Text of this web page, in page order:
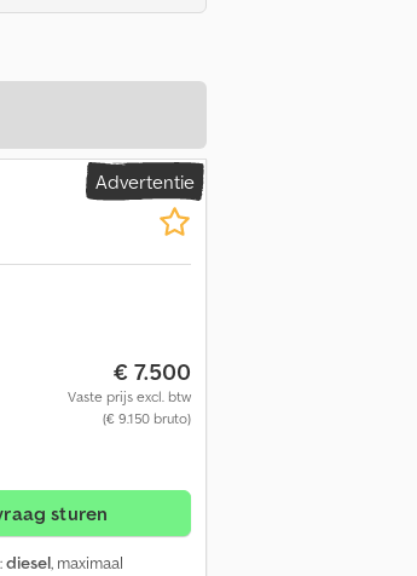
Advertentie
€ 7.500
Vaste prijs excl. btw
(€ 9.150 bruto)
sturen
diesel, maximaal